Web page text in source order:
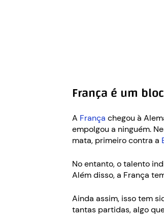
França é um
A França chegou à
empolgou a ninguém.
mata, primeiro contra a
No entanto, o talento
Além disso, a França
Ainda assim, isso tem
tantas partidas, algo